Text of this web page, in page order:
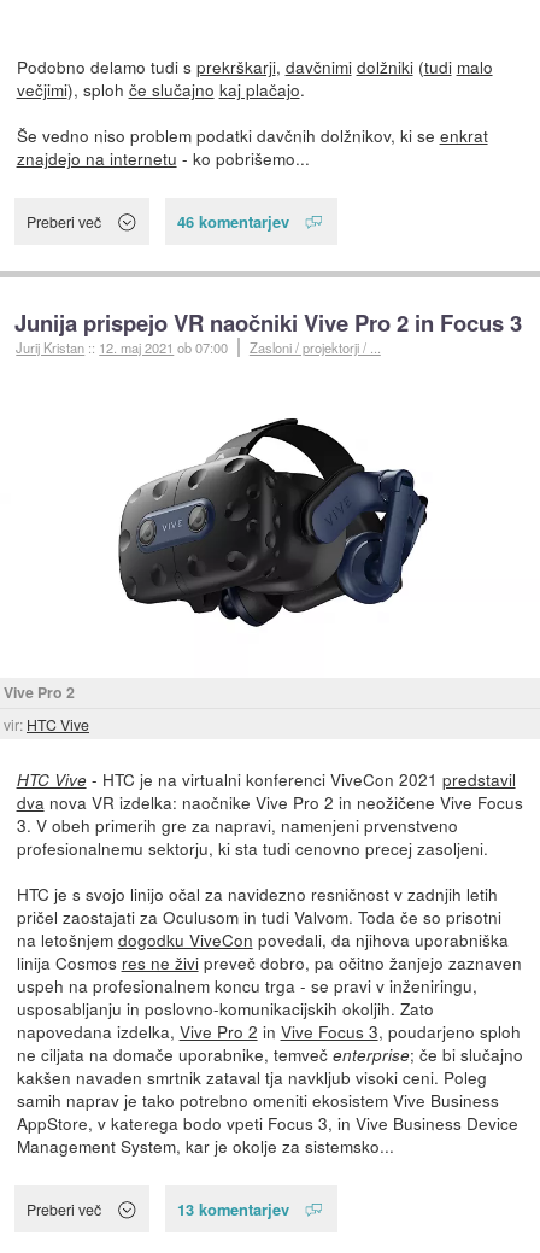
Podobno delamo tudi s prekrškarji, davčnimi dolžniki(tudi malo
večjimi), sploh če slučajno kaj plačajo.
Še vedno niso problem podatki davčnih dolžnikov, ki se enkrat
znajdejo na internetu - ko pobrišemo...
Preberi več 46 komentarjev
Junija prispejo VR naočniki Vive Pro 2 in Focus 3
Jurij Kristan :: 12. maj 2021 ob 07:00 Zasloni / projektorji / ...
Vive Pro 2
vir: HTC Vive
HTC Vive- HTC je na virtualni konferenci ViveCon 2021 predstavil
dva nova VR izdelka: naočnike Vive Pro 2 in neožičene Vive Focus
3. V obeh primerih gre za napravi, namenjeni prvenstveno
profesionalnemu sektorju, ki sta tudi cenovno precej zasoljeni.
HTC je s svojo linijo očal za navidezno resničnost v zadnjih letih
pričel zaostajati za Oculusom in tudi Valvom. Toda če so prisotni
na letošnjem dogodku ViveCon povedali, da njihova uporabniška
linija Cosmos res ne živipreveč dobro, pa očitno žanjejo zaznaven
uspeh na profesionalnem koncu trga - se pravi v inženiringu,
usposabljanju in poslovno-komunikacijskih okoljih. Zato
napovedana izdelka, Vive Pro 2 in Vive Focus 3, poudarjeno sploh
ne ciljata na domače uporabnike, temveč enterprise; če bi slučajno
kakšen navaden smrtnik zataval tja navkljub visoki ceni. Poleg
samih naprav je tako potrebno omeniti ekosistem Vive Business
AppStore, v katerega bodo vpeti Focus 3, in Vive Business Device
Management System, kar je okolje za sistemsko...
Preberi več 13 komentarjev